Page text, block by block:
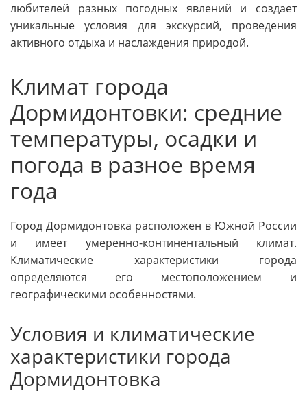
любителей разных погодных явлений и создает
уникальные условия для экскурсий, проведения
активного отдыха и наслаждения природой.
Климат города
Дормидонтовки: средние
температуры, осадки и
погода в разное время
года
Город Дормидонтовка расположен в Южной России
и имеет умеренно-континентальный климат.
Климатические характеристики города
определяются его местоположением и
географическими особенностями.
Условия и климатические
характеристики города
Дормидонтовка